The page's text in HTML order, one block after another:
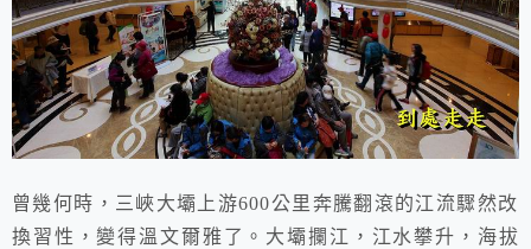
曾幾何時，三峽大壩上游600公里奔騰翻滾的江流驟然改
換習性，變得溫文爾雅了。大壩攔江，江水攀升，海拔